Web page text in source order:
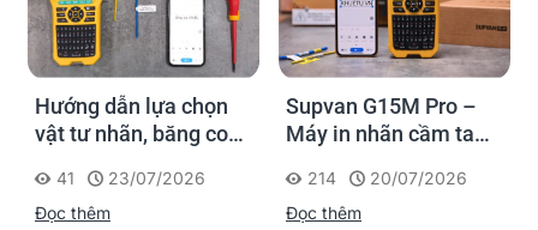
Hướng dẫn lựa chọn
vật tư nhãn, băng co
Supvan G15M Pro
41
23/07/2026
Đọc thêm
Supvan G15M Pro –
Máy in nhãn cầm tay
dấu một lần, tra cứu
trọn đời công trình
214
20/07/2026
Đọc thêm